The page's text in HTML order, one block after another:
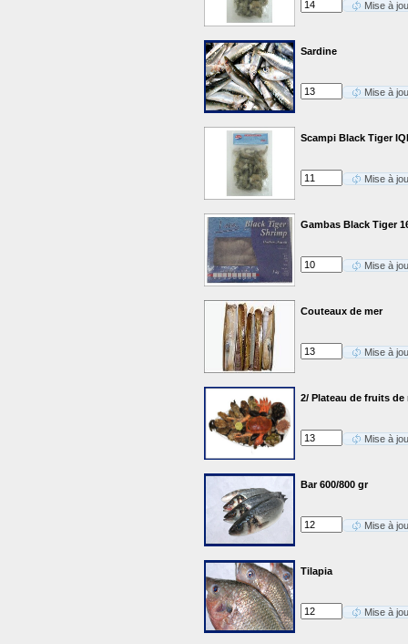
Mise à
Sardine
Mise à
Scampi Black Tiger
Mise à
Gambas Black Tiger
Mise à
Couteaux de mer
Mise à
2/ Plateau de fruits de
Mise à
Bar 600/800 gr
Mise à
Tilapia
Mise à